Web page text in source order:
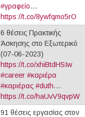
#γραφείο…
https://t.co/8ywfqmo5rO
6 θέσεις Πρακτικής
Άσκησης στο Εξωτερικό
(07-06-2023)
https://t.co/xhiBtdHSIw
#career #καριέρα
#καριέρας #duth…
https://t.co/haUvV9qvpW
91 θέσεις εργασίας στον